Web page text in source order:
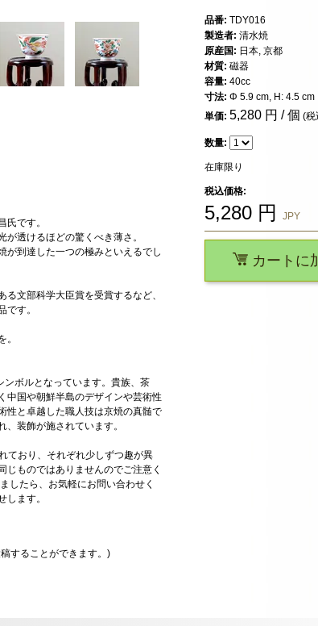
氏です。
透けるほどの驚くべき薄さ。
が到達した一つの極みといえるでし
文部科学大臣賞を受賞するなど、
です。
。
ボルとなっています。貴族、茶
中国や朝鮮半島のデザインや芸術性
性と卓越した職人技は京焼の真髄で
装飾が施されています。
ており、それぞれ少しずつ趣が異
じものではありませんのでご注意く
したら、お気軽にお問い合わせく
します。
することができます。)
品番: TDY016
製造者: 清水焼
原産国: 日本, 京都
材質: 磁器
容量: 40cc
寸法: Φ 5.9 cm, H: 4.5 cm
単価: 5,280 円 / 個 (税
数量:
在庫限り
税込価格:
5,280 円 JPY
カートに